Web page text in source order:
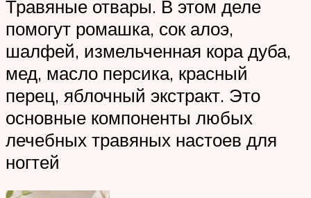
Травяные отвары. В этом деле
помогут ромашка, сок алоэ,
шалфей, измельченная кора дуба,
мед, масло персика, красный
перец, яблочный экстракт. Это
основные компоненты любых
лечебных травяных настоев для
ногтей